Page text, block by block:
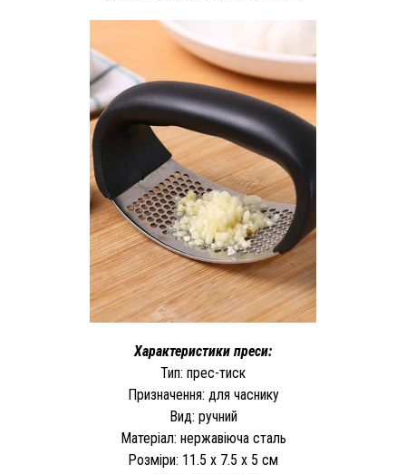
Характеристики преси:
Тип: прес-тиск
Призначення: для часнику
Вид: ручний
Матеріал: нержавіюча сталь
Розміри: 11.5 x 7.5 x 5 см